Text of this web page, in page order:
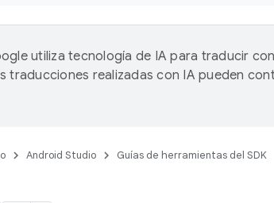
utiliza tecnología de IA para traducir
traducciones realizadas con IA pueden
Android Studio Guías de herramientas del SDK